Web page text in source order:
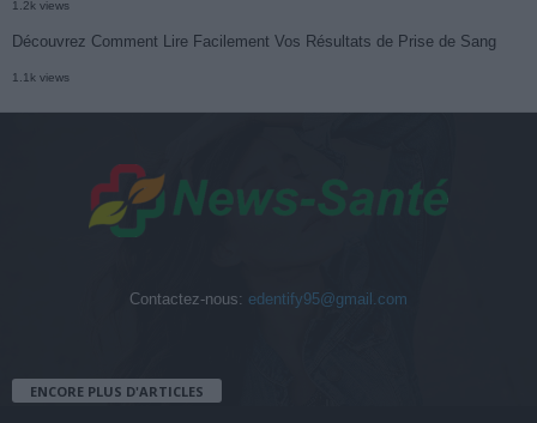
1.2k views
Découvrez Comment Lire Facilement Vos Résultats de Prise de Sang
1.1k views
Contactez-nous: edentify95@gmail.com
ENCORE PLUS D'ARTICLES